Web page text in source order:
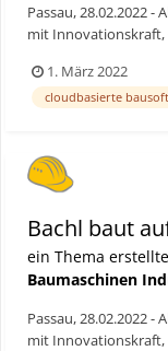
Passau, 28.02.2022
mit Innovationskraft,
Röhrnbach seit jeher
die
1. März 2022
cloudbasierte
Bachl baut
ein Thema
Baumaschinen
Passau, 28.02.2022
mit Innovationskraft,